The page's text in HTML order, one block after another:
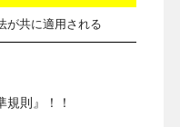
が共に適用される
則』！！